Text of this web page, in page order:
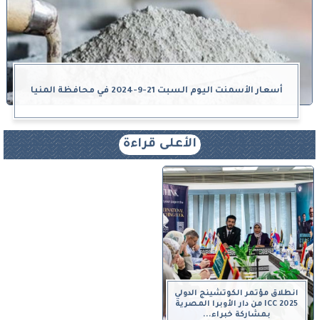
أسعار الأسمنت اليوم السبت 21-9-2024 في محافظة المنيا
الأعلى قراءة
انطلاق مؤتمر الكوتشينج الدولي
ICC 2025 من دار الأوبرا المصرية
بمشاركة خبراء...